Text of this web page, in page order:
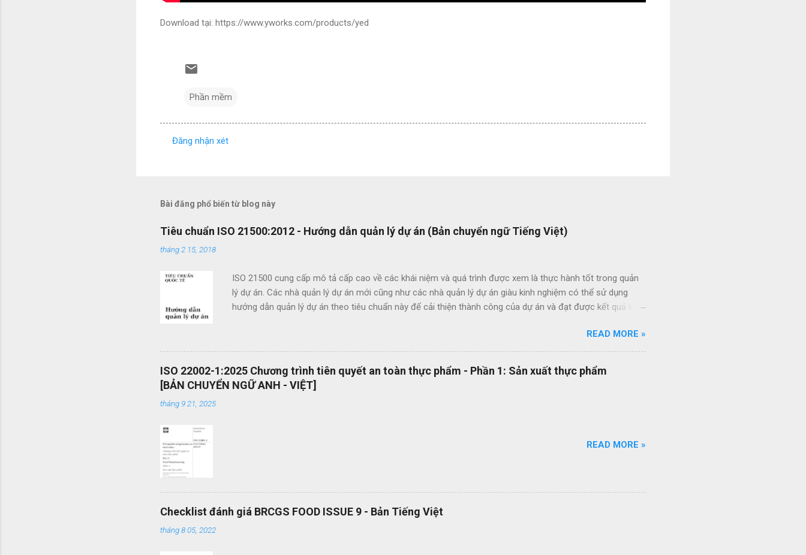
Download tại: https://www.yworks.com/products/yed
Phần mềm
n
é
t
Đăng nhận xét
Bài đăng phổ biến từ blog này
Tiêu chuẩn ISO 21500:2012 - Hướng dẫn quản lý dự án (Bản chuyển ngữ Tiếng Việt)
tháng 2 15, 2018
ISO 21500 cung cấp mô tả cấp cao về các khái niệm và quá trình được xem là thực hành tốt trong quản
lý dự án. Các nhà quản lý dự án mới cũng như các nhà quản lý dự án giàu kinh nghiệm có thể sử dụng
hướng dẫn quản lý dự án theo tiêu chuẩn này để cải thiện thành công của dự án và đạt được kết quả kinh
các tổ chức nhằm nâng cao chất lượng dự án Tạo thuận lợi cho quá trình đấu thầu hiệu quả thông qua
việc sử dụng thuật ngữ quản lý dự án một cách nhất quán Cho phép sự linh hoạt của nhân viên quản lý dự
án và khả năng làm việc trong các dự án quốc tế Cung cấp các nguyên tắc và quy trình quản lý dự án
mang tính phổ quát OEMS Chuyển đổi số quy trình thật đơn giản. Hiện tại bộ quy trình ISO của bạn đang
được vận hành dạng bản in? OEMS là một công cụ tuyệt vời giúp bạn chuyển đổi số bộ quy trình của
READ MORE »
ISO 22002-1:2025 Chương trình tiên quyết an toàn thực phẩm - Phần 1: Sản xuất thực phẩm
[BẢN CHUYỂN NGỮ ANH - VIỆT]
tháng 9 21, 2025
READ MORE »
Checklist đánh giá BRCGS FOOD ISSUE 9 - Bản Tiếng Việt
tháng 8 05, 2022